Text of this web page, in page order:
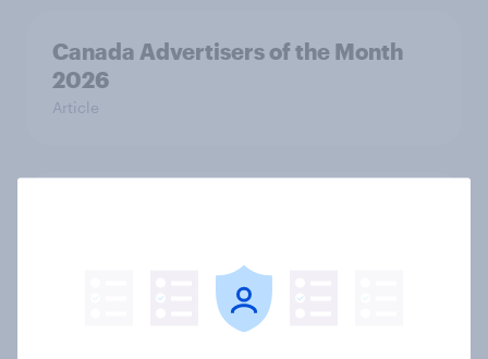
Canada Advertisers of the Month
2026
Article